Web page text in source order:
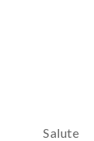
Salute